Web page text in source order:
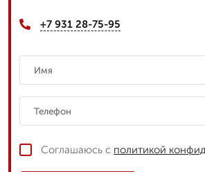
+7 931 28-75-95
Соглашаюсь с политикой